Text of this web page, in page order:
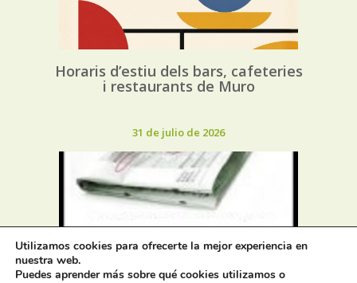
Horaris d’estiu dels bars, cafeteries
i restaurants de Muro
31 de julio de 2026
Oferta de Trabajo: SAD, SERVICIO
DE AYUDA A DOMICILIO
Utilizamos cookies para ofrecerte la mejor experiencia en
nuestra web.
Puedes aprender más sobre qué cookies utilizamos o